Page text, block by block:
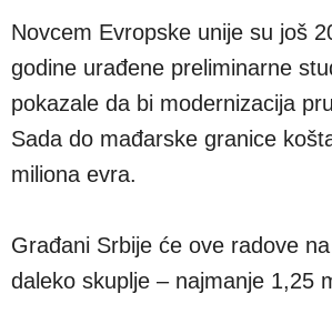
Novcem Evropske unije su još
godine urađene preliminarne
pokazale da bi modernizacija
Sada do mađarske granice
miliona evra.
Građani Srbije će ove radove
daleko skuplje – najmanje 1,25